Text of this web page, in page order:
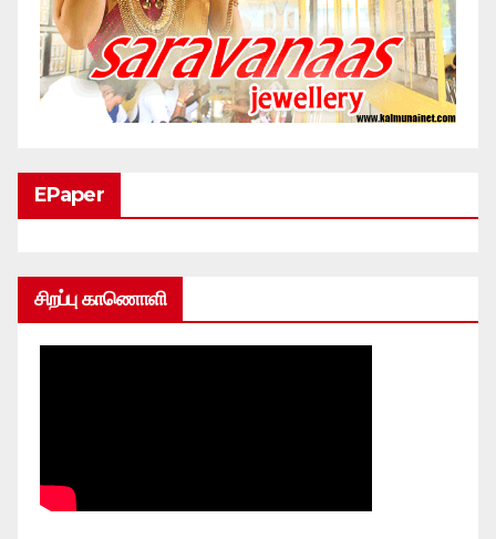
EPaper
சிறப்பு காணொளி